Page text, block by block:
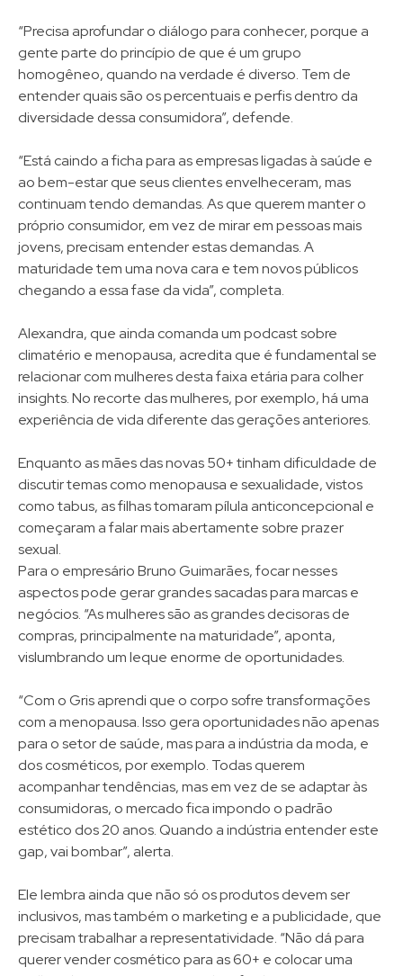
“Precisa aprofundar o diálogo para conhecer, porque a
gente parte do princípio de que é um grupo
homogêneo, quando na verdade é diverso. Tem de
entender quais são os percentuais e perfis dentro da
diversidade dessa consumidora”, defende.
“Está caindo a ficha para as empresas ligadas à saúde e
ao bem-estar que seus clientes envelheceram, mas
continuam tendo demandas. As que querem manter o
próprio consumidor, em vez de mirar em pessoas mais
jovens, precisam entender estas demandas. A
maturidade tem uma nova cara e tem novos públicos
chegando a essa fase da vida”, completa.
Alexandra, que ainda comanda um podcast sobre
climatério e menopausa, acredita que é fundamental se
relacionar com mulheres desta faixa etária para colher
insights. No recorte das mulheres, por exemplo, há uma
experiência de vida diferente das gerações anteriores.
Enquanto as mães das novas 50+ tinham dificuldade de
discutir temas como menopausa e sexualidade, vistos
como tabus, as filhas tomaram pílula anticoncepcional e
começaram a falar mais abertamente sobre prazer
sexual.
Para o empresário Bruno Guimarães, focar nesses
aspectos pode gerar grandes sacadas para marcas e
negócios. “As mulheres são as grandes decisoras de
compras, principalmente na maturidade”, aponta,
vislumbrando um leque enorme de oportunidades.
“Com o Gris aprendi que o corpo sofre transformações
com a menopausa. Isso gera oportunidades não apenas
para o setor de saúde, mas para a indústria da moda, e
dos cosméticos, por exemplo. Todas querem
acompanhar tendências, mas em vez de se adaptar às
consumidoras, o mercado fica impondo o padrão
estético dos 20 anos. Quando a indústria entender este
gap, vai bombar”, alerta.
Ele lembra ainda que não só os produtos devem ser
inclusivos, mas também o marketing e a publicidade, que
precisam trabalhar a representatividade. “Não dá para
querer vender cosmético para as 60+ e colocar uma